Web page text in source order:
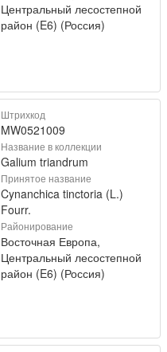
Центральный лесостепной
район (E6) (Россия)
Штрихкод
MW0521009
Название в коллекции
Galium triandrum
Принятое название
Cynanchica tinctoria (L.)
Fourr.
Районирование
Восточная Европа,
Центральный лесостепной
район (E6) (Россия)